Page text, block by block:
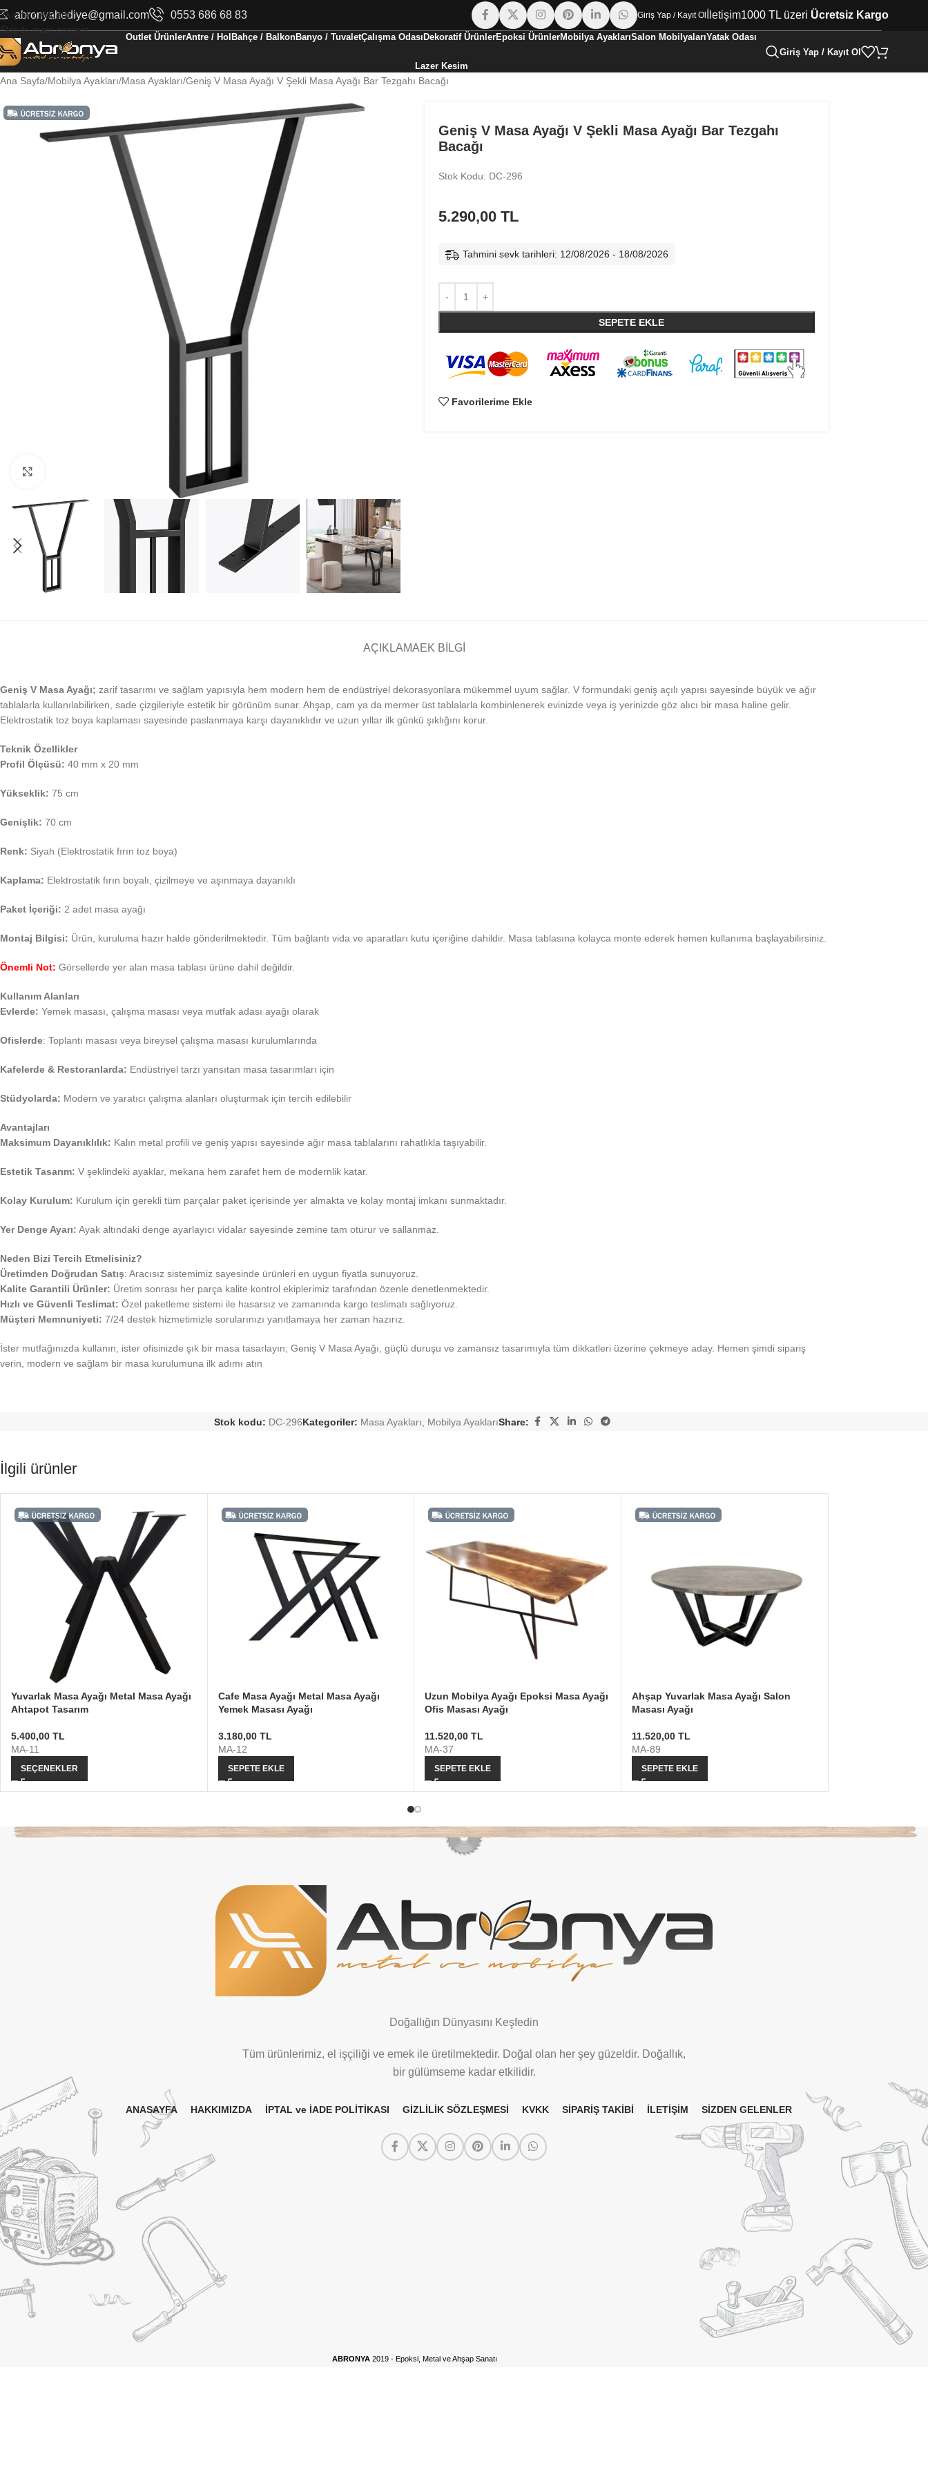
Skip to navigation
Skip to main content
abronyahediye@gmail.com 0553 686 68 83 Giriş Yap / Kayıt Ol İletişim1000 TL üzeri Ücretsiz Kargo
Outlet ÜrünlerAntre / Hol Bahçe / BalkonBanyo / TuvaletÇalışma Odası Dekoratif ÜrünlerEpoksi ÜrünlerMobilya AyaklarıSalon MobilyalarıYatak Odası
Lazer Kesim
Giriş Yap / Kayıt Ol
Ana Sayfa Mobilya Ayakları Masa Ayakları Geniş V Masa Ayağı V Şekli Masa Ayağı Bar Tezgahı Bacağı
Geniş V Masa Ayağı V Şekli Masa Ayağı Bar Tezgahı
Bacağı
Stok Kodu: DC-296
5.290,00 TL
Tahmini sevk tarihleri: 12/08/2026 - 18/08/2026
SEPETE EKLE
Favorilerime Ekle
AÇIKLAMAEK BILGI
Geniş V Masa Ayağı; zarif tasarımı ve sağlam yapısıyla hem modern hem de endüstriyel dekorasyonlara mükemmel uyum sağlar. V formundaki geniş açılı yapısı sayesinde büyük ve ağır
tablalarla kullanılabilirken, sade çizgileriyle estetik bir görünüm sunar. Ahşap, cam ya da mermer üst tablalarla kombinlenerek evinizde veya iş yerinizde göz alıcı bir masa haline gelir.
Elektrostatik toz boya kaplaması sayesinde paslanmaya karşı dayanıklıdır ve uzun yıllar ilk günkü şıklığını korur.
Teknik Özellikler
Profil Ölçüsü: 40 mm x 20 mm
Yükseklik: 75 cm
Genişlik: 70 cm
Renk: Siyah (Elektrostatik fırın toz boya)
Kaplama: Elektrostatik fırın boyalı, çizilmeye ve aşınmaya dayanıklı
Paket İçeriği: 2 adet masa ayağı
Montaj Bilgisi: Ürün, kuruluma hazır halde gönderilmektedir. Tüm bağlantı vida ve aparatları kutu içeriğine dahildir. Masa tablasına kolayca monte ederek hemen kullanıma başlayabilirsiniz.
Önemli Not: Görsellerde yer alan masa tablası ürüne dahil değildir.
Kullanım Alanları
Evlerde: Yemek masası, çalışma masası veya mutfak adası ayağı olarak
Ofislerde: Toplantı masası veya bireysel çalışma masası kurulumlarında
Kafelerde & Restoranlarda: Endüstriyel tarzı yansıtan masa tasarımları için
Stüdyolarda: Modern ve yaratıcı çalışma alanları oluşturmak için tercih edilebilir
Avantajları
Maksimum Dayanıklılık: Kalın metal profili ve geniş yapısı sayesinde ağır masa tablalarını rahatlıkla taşıyabilir.
Estetik Tasarım: V şeklindeki ayaklar, mekana hem zarafet hem de modernlik katar.
Kolay Kurulum: Kurulum için gerekli tüm parçalar paket içerisinde yer almakta ve kolay montaj imkanı sunmaktadır.
Yer Denge Ayarı: Ayak altındaki denge ayarlayıcı vidalar sayesinde zemine tam oturur ve sallanmaz.
Neden Bizi Tercih Etmelisiniz?
Üretimden Doğrudan Satış: Aracısız sistemimiz sayesinde ürünleri en uygun fiyatla sunuyoruz.
Kalite Garantili Ürünler: Üretim sonrası her parça kalite kontrol ekiplerimiz tarafından özenle denetlenmektedir.
Hızlı ve Güvenli Teslimat: Özel paketleme sistemi ile hasarsız ve zamanında kargo teslimatı sağlıyoruz.
Müşteri Memnuniyeti: 7/24 destek hizmetimizle sorularınızı yanıtlamaya her zaman hazırız.
İster mutfağınızda kullanın, ister ofisinizde şık bir masa tasarlayın; Geniş V Masa Ayağı, güçlü duruşu ve zamansız tasarımıyla tüm dikkatleri üzerine çekmeye aday. Hemen şimdi sipariş
verin, modern ve sağlam bir masa kurulumuna ilk adımı atın
Stok kodu: DC-296Kategoriler: Masa Ayakları Mobilya AyaklarıShare:
İlgili ürünler
Yuvarlak Masa Ayağı Metal Masa Ayağı
Ahtapot Tasarım
5.400,00 TL
MA-11
SEÇENEKLER
Cafe Masa Ayağı Metal Masa Ayağı
Yemek Masası Ayağı
3.180,00 TL
MA-12
SEPETE EKLE
Uzun Mobilya Ayağı Epoksi Masa Ayağı
Ofis Masası Ayağı
11.520,00 TL
MA-37
SEPETE EKLE
Ahşap Yuvarlak Masa Ayağı Salon
Masası Ayağı
11.520,00 TL
MA-89
SEPETE EKLE
Doğallığın Dünyasını Keşfedin
Tüm ürünlerimiz, el işçiliği ve emek ile üretilmektedir. Doğal olan her şey güzeldir. Doğallık,
bir gülümseme kadar etkilidir.
ANASAYFA HAKKIMIZDA İPTAL ve İADE POLİTİKASI GİZLİLİK SÖZLEŞMESİ KVKK SİPARİŞ TAKİBİ İLETİŞİM SİZDEN GELENLER
ABRONYA 2019 - Epoksi, Metal ve Ahşap Sanatı